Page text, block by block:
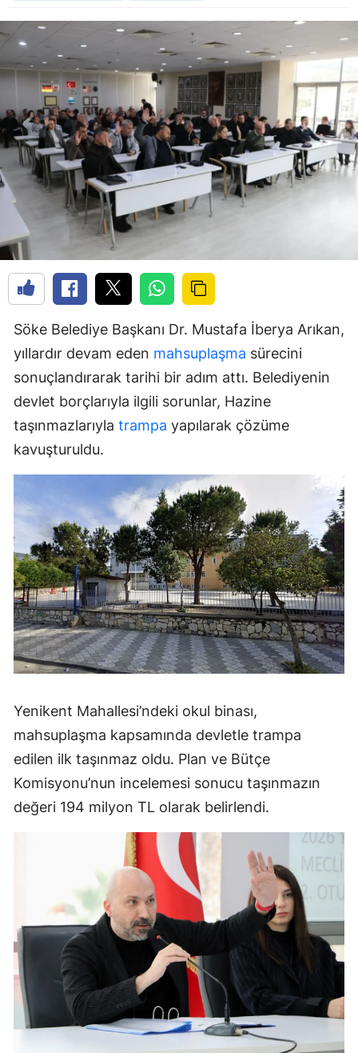
Söke Belediye Başkanı Dr. Mustafa İberya Arıkan,
yıllardır devam eden mahsuplaşma sürecini
sonuçlandırarak tarihi bir adım attı. Belediyenin
devlet borçlarıyla ilgili sorunlar, Hazine
taşınmazlarıyla trampa yapılarak çözüme
kavuşturuldu.
Yenikent Mahallesi’ndeki okul binası,
mahsuplaşma kapsamında devletle trampa
edilen ilk taşınmaz oldu. Plan ve Bütçe
Komisyonu’nun incelemesi sonucu taşınmazın
değeri 194 milyon TL olarak belirlendi.